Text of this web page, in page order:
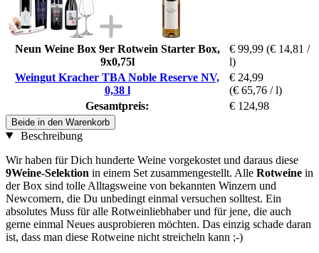
Neun Weine Box 9er Rotwein Starter Box,
9x0,75l
€ 99,99 (€ 14,81 /
l)
Weingut Kracher TBA Noble Reserve NV,
0,38 l
€ 24,99
(€ 65,76 / l)
Gesamtpreis:
€ 124,98
Beide in den Warenkorb
Beschreibung
Wir haben für Dich hunderte Weine vorgekostet und daraus diese
9Weine-Selektion in einem Set zusammengestellt. Alle Rotweine in
der Box sind tolle Alltagsweine von bekannten Winzern und
Newcomern, die Du unbedingt einmal versuchen solltest. Ein
absolutes Muss für alle Rotweinliebhaber und für jene, die auch
gerne einmal Neues ausprobieren möchten. Das einzig schade daran
ist, dass man diese Rotweine nicht streicheln kann ;-)